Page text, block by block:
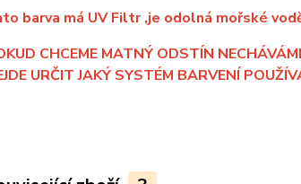
barva má UV Filtr ,je odolná mořské
CHCEME MATNÝ ODSTÍN
URČIT JAKÝ SYSTÉM BARVENÍ